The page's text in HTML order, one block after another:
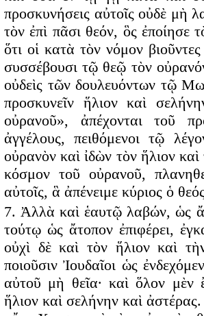
προσκυνήσεις αὐτοῖς οὐδὲ μὴ
τὸν ἐπὶ πᾶσι θεόν, ὃς ἐποίησε
ὅτι οἱ κατὰ τὸν νόμον
συσσέβουσι τῷ θεῷ τὸν
οὐδεὶς τῶν δουλευόντων τῷ
προσκυνεῖν ἥλιον καὶ
οὐρανοῦ», ἀπέχονται τοῦ
ἀγγέλους, πειθόμενοι τῷ
οὐρανὸν καὶ ἰδὼν τὸν ἥλιον
κόσμον τοῦ οὐρανοῦ,
αὐτοῖς, ἃ ἀπένειμε κύριος ὁ
7. Ἀλλὰ καὶ ἑαυτῷ λαβών, ὡς
τούτῳ ὡς ἄτοπον ἐπιφέρει,
οὐχὶ δὲ καὶ τὸν ἥλιον καὶ
ποιοῦσιν Ἰουδαῖοι ὡς
αὐτοῦ μὴ θεῖα· καὶ ὅλον μὲν
ἥλιον καὶ σελήνην καὶ